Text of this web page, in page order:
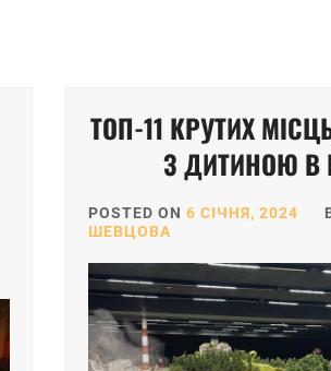
ТОП-11 КРУТИХ
З ДИТИНОЮ В
POSTED ON 6 СІЧНЯ, 2024
ШЕВЦОВА